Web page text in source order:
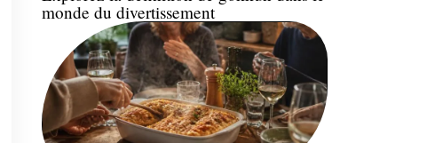
monde du divertissement